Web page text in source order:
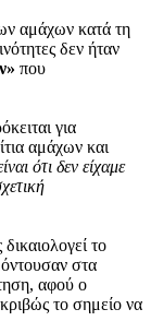
αμάχων κατά τη
δεν ήταν
που
για
αμάχων και
ότι δεν είχαμε
το
στα
αφού ο
το σημείο να